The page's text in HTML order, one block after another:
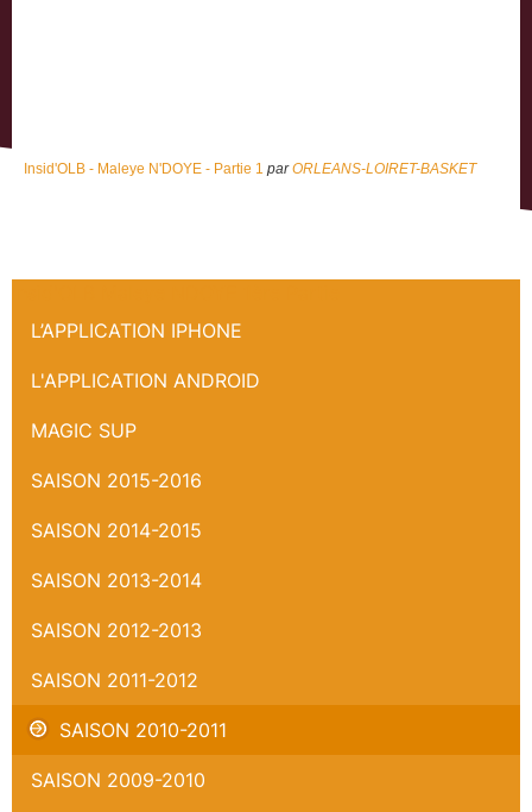
Insid'OLB - Maleye N'DOYE - Partie 1 parORLEANS-LOIRET-BASKET
L’APPLICATION IPHONE
L'APPLICATION ANDROID
MAGIC SUP
SAISON 2015-2016
SAISON 2014-2015
SAISON 2013-2014
SAISON 2012-2013
SAISON 2011-2012
SAISON 2010-2011
SAISON 2009-2010